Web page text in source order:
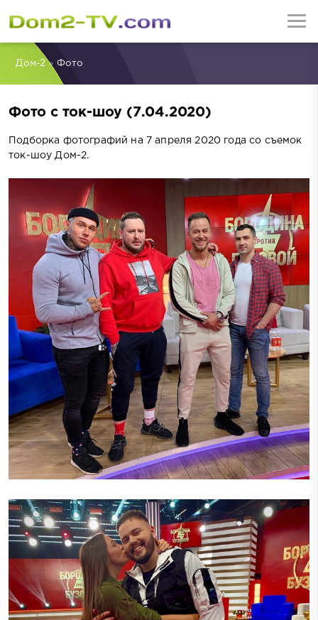
Дом-2» Фото
Фото с ток-шоу (7.04.2020)
Подборка фотографий на 7 апреля 2020 года со съемок
ток-шоу Дом-2.